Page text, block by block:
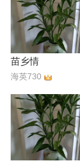
苗乡情
海英730